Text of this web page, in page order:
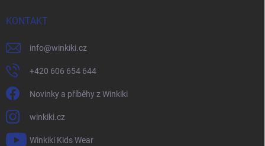
KONTAKT
info@winkiki.cz
+420 606 654 644
Novinky a příběhy z Winkiki
winkiki.cz
Winkiki Kids Wear